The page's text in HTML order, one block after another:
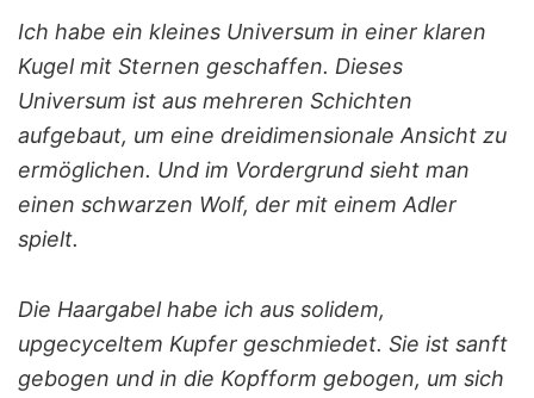
Ich habe ein kleines Universum in einer klaren
Kugel mit Sternen geschaffen. Dieses
Universum ist aus mehreren Schichten
aufgebaut, um eine dreidimensionale Ansicht zu
ermöglichen. Und im Vordergrund sieht man
einen schwarzen Wolf, der mit einem Adler
spielt.
Die Haargabel habe ich aus solidem,
upgecyceltem Kupfer geschmiedet. Sie ist sanft
gebogen und in die Kopfform gebogen, um sich